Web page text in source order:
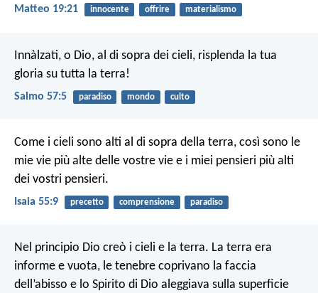
Matteo 19:21 innocente offrire materialismo
Innàlzati, o Dio, al di sopra dei cieli, risplenda la tua
gloria su tutta la terra!
Salmo 57:5 paradiso mondo culto
Come i cieli sono alti al di sopra della terra, così sono le
mie vie più alte delle vostre vie e i miei pensieri più alti
dei vostri pensieri.
Isaia 55:9 precetto comprensione paradiso
Nel principio Dio creò i cieli e la terra. La terra era
informe e vuota, le tenebre coprivano la faccia
dell’abisso e lo Spirito di Dio aleggiava sulla superficie